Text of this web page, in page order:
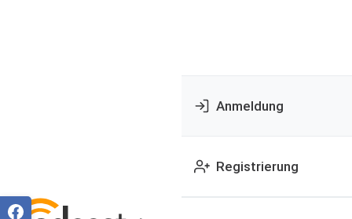
Anmeldung
Registrierung